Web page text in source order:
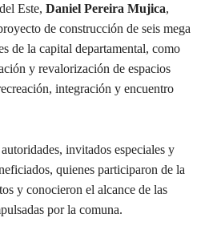
Este, Daniel Pereira Mujica,
de construcción de seis mega
de la capital departamental, como
y revalorización de espacios
integración y encuentro
invitados especiales y
quienes participaron de la
y conocieron el alcance de las
por la comuna.